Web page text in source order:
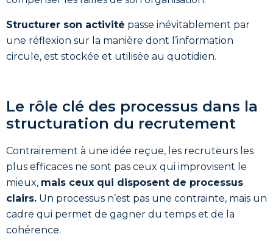
Structurer son activité passe inévitablement par
une réflexion sur la manière dont l’information
circule, est stockée et utilisée au quotidien.
Le rôle clé des processus dans la
structuration du recrutement
Contrairement à une idée reçue, les recruteurs les
plus efficaces ne sont pas ceux qui improvisent le
mieux, mais ceux qui disposent de processus
clairs. Un processus n’est pas une contrainte, mais un
cadre qui permet de gagner du temps et de la
cohérence.